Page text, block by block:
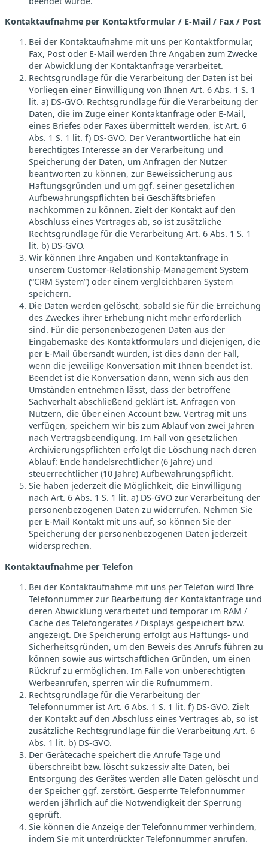
Kontaktaufnahme per Kontaktformular / E-Mail / Fax / Post
Bei der Kontaktaufnahme mit uns per Kontaktformular,
Fax, Post oder E-Mail werden Ihre Angaben zum Zwecke
der Abwicklung der Kontaktanfrage verarbeitet.
Rechtsgrundlage für die Verarbeitung der Daten ist bei
Vorliegen einer Einwilligung von Ihnen Art. 6 Abs. 1 S. 1
lit. a) DS-GVO. Rechtsgrundlage für die Verarbeitung der
Daten, die im Zuge einer Kontaktanfrage oder E-Mail,
eines Briefes oder Faxes übermittelt werden, ist Art. 6
Abs. 1 S. 1 lit. f) DS-GVO. Der Verantwortliche hat ein
berechtigtes Interesse an der Verarbeitung und
Speicherung der Daten, um Anfragen der Nutzer
beantworten zu können, zur Beweissicherung aus
Haftungsgründen und um ggf. seiner gesetzlichen
Aufbewahrungspflichten bei Geschäftsbriefen
nachkommen zu können. Zielt der Kontakt auf den
Abschluss eines Vertrages ab, so ist zusätzliche
Rechtsgrundlage für die Verarbeitung Art. 6 Abs. 1 S. 1
lit. b) DS-GVO.
Wir können Ihre Angaben und Kontaktanfrage in
unserem Customer-Relationship-Management System
(“CRM System”) oder einem vergleichbaren System
speichern.
Die Daten werden gelöscht, sobald sie für die Erreichung
des Zweckes ihrer Erhebung nicht mehr erforderlich
sind. Für die personenbezogenen Daten aus der
Eingabemaske des Kontaktformulars und diejenigen, die
per E-Mail übersandt wurden, ist dies dann der Fall,
wenn die jeweilige Konversation mit Ihnen beendet ist.
Beendet ist die Konversation dann, wenn sich aus den
Umständen entnehmen lässt, dass der betroffene
Sachverhalt abschließend geklärt ist. Anfragen von
Nutzern, die über einen Account bzw. Vertrag mit uns
verfügen, speichern wir bis zum Ablauf von zwei Jahren
nach Vertragsbeendigung. Im Fall von gesetzlichen
Archivierungspflichten erfolgt die Löschung nach deren
Ablauf: Ende handelsrechtlicher (6 Jahre) und
steuerrechtlicher (10 Jahre) Aufbewahrungspflicht.
Sie haben jederzeit die Möglichkeit, die Einwilligung
nach Art. 6 Abs. 1 S. 1 lit. a) DS-GVO zur Verarbeitung der
personenbezogenen Daten zu widerrufen. Nehmen Sie
per E-Mail Kontakt mit uns auf, so können Sie der
Speicherung der personenbezogenen Daten jederzeit
widersprechen.
Kontaktaufnahme per Telefon
Bei der Kontaktaufnahme mit uns per Telefon wird Ihre
Telefonnummer zur Bearbeitung der Kontaktanfrage und
deren Abwicklung verarbeitet und temporär im RAM /
Cache des Telefongerätes / Displays gespeichert bzw.
angezeigt. Die Speicherung erfolgt aus Haftungs- und
Sicherheitsgründen, um den Beweis des Anrufs führen zu
können sowie aus wirtschaftlichen Gründen, um einen
Rückruf zu ermöglichen. Im Falle von unberechtigten
Werbeanrufen, sperren wir die Rufnummern.
Rechtsgrundlage für die Verarbeitung der
Telefonnummer ist Art. 6 Abs. 1 S. 1 lit. f) DS-GVO. Zielt
der Kontakt auf den Abschluss eines Vertrages ab, so ist
zusätzliche Rechtsgrundlage für die Verarbeitung Art. 6
Abs. 1 lit. b) DS-GVO.
Der Gerätecache speichert die Anrufe Tage und
überschreibt bzw. löscht sukzessiv alte Daten, bei
Entsorgung des Gerätes werden alle Daten gelöscht und
der Speicher ggf. zerstört. Gesperrte Telefonnummer
werden jährlich auf die Notwendigkeit der Sperrung
geprüft.
Sie können die Anzeige der Telefonnummer verhindern,
indem Sie mit unterdrückter Telefonnummer anrufen.